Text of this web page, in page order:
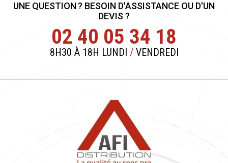
UNE QUESTION ? BESOIN D'ASSISTANCE OU D'UN
DEVIS ?
02 40 05 34 18
8H30 À 18H LUNDI /VENDREDI